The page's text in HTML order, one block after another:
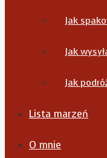
Jak
Jak
Jak
Lista marzeń
O mnie